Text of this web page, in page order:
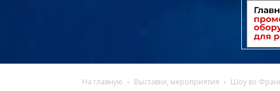
На главную Выставки, мероприятия Шоу во